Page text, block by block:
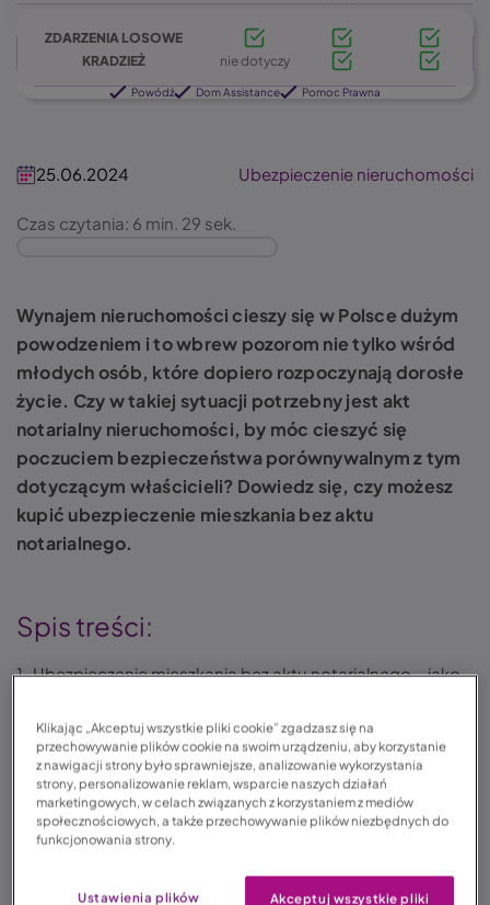
ZDARZENIA LOSOWE
KRADZIEŻ
nie dotyczy
Powódź Dom Assistance Pomoc Prawna
25.06.2024 Ubezpieczenie nieruchomości
Czas czytania: 6 min. 29 sek.
Wynajem nieruchomości cieszy się w Polsce dużym
powodzeniem i to wbrew pozorom nie tylko wśród
młodych osób, które dopiero rozpoczynają dorosłe
życie. Czy w takiej sytuacji potrzebny jest akt
notarialny nieruchomości, by móc cieszyć się
poczuciem bezpieczeństwa porównywalnym z tym
dotyczącym właścicieli? Dowiedz się, czy możesz
kupić ubezpieczenie mieszkania bez aktu
notarialnego.
Spis treści:
Ubezpieczenie mieszkania bez aktu notarialnego – jako
Co możesz zyskać, kupując ubezpieczenie mieszkania?
Ubezpieczenie mieszkania w LINK4 – jak zgłosić szkodę?
Podsumowanie
FAQ – często zadawane pytania
Rynek nieruchomości na wynajem w Polsce wyniósł
Klikając „Akceptuj wszystkie pliki cookie” zgadzasz się na
przechowywanie plików cookie na swoim urządzeniu, aby korzystanie
z nawigacji strony było sprawniejsze, analizowanie wykorzystania
strony, personalizowanie reklam, wsparcie naszych działań
marketingowych, w celach związanych z korzystaniem z mediów
społecznościowych, a także przechowywanie plików niezbędnych do
funkcjonowania strony.
Ustawienia plików
Akceptuj wszystkie pliki